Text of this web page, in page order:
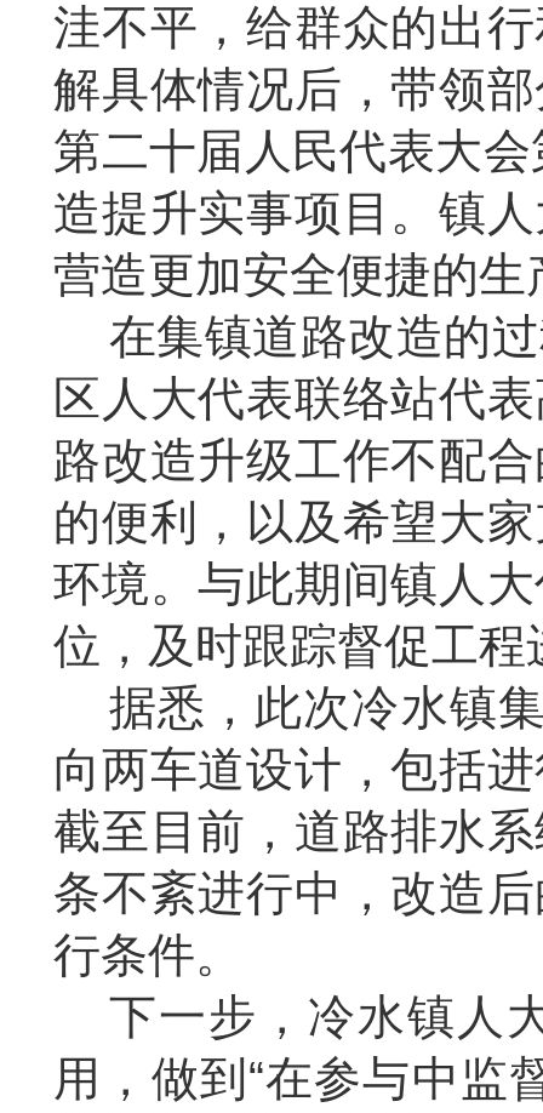
洼不平，给群众的出
解具体情况后，带领
第二十届人民代表大
造提升实事项目。镇
营造更加安全便捷的生
在集镇道路改造的
区人大代表联络站代
路改造升级工作不配
的便利，以及希望大
环境。与此期间镇人
位，及时跟踪督促工
据悉，此次冷水镇
向两车道设计，包括
截至目前，道路排水
条不紊进行中，改造
行条件。
下一步，冷水镇人
用，做到“在参与中监